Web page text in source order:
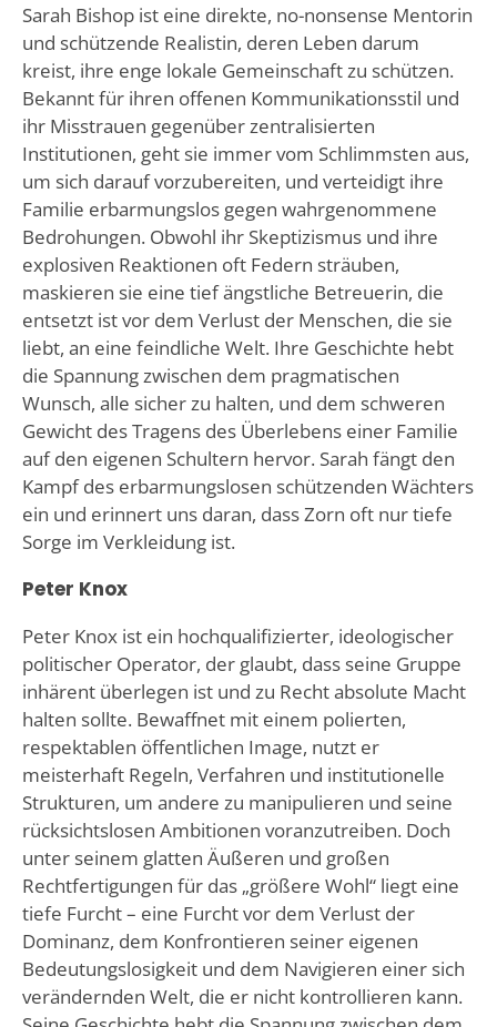
Sarah Bishop ist eine direkte, no-nonsense Mentorin
und schützende Realistin, deren Leben darum
kreist, ihre enge lokale Gemeinschaft zu schützen.
Bekannt für ihren offenen Kommunikationsstil und
ihr Misstrauen gegenüber zentralisierten
Institutionen, geht sie immer vom Schlimmsten aus,
um sich darauf vorzubereiten, und verteidigt ihre
Familie erbarmungslos gegen wahrgenommene
Bedrohungen. Obwohl ihr Skeptizismus und ihre
explosiven Reaktionen oft Federn sträuben,
maskieren sie eine tief ängstliche Betreuerin, die
entsetzt ist vor dem Verlust der Menschen, die sie
liebt, an eine feindliche Welt. Ihre Geschichte hebt
die Spannung zwischen dem pragmatischen
Wunsch, alle sicher zu halten, und dem schweren
Gewicht des Tragens des Überlebens einer Familie
auf den eigenen Schultern hervor. Sarah fängt den
Kampf des erbarmungslosen schützenden Wächters
ein und erinnert uns daran, dass Zorn oft nur tiefe
Sorge im Verkleidung ist.
Peter Knox
Peter Knox ist ein hochqualifizierter, ideologischer
politischer Operator, der glaubt, dass seine Gruppe
inhärent überlegen ist und zu Recht absolute Macht
halten sollte. Bewaffnet mit einem polierten,
respektablen öffentlichen Image, nutzt er
meisterhaft Regeln, Verfahren und institutionelle
Strukturen, um andere zu manipulieren und seine
rücksichtslosen Ambitionen voranzutreiben. Doch
unter seinem glatten Äußeren und großen
Rechtfertigungen für das „größere Wohl“ liegt eine
tiefe Furcht – eine Furcht vor dem Verlust der
Dominanz, dem Konfrontieren seiner eigenen
Bedeutungslosigkeit und dem Navigieren einer sich
verändernden Welt, die er nicht kontrollieren kann.